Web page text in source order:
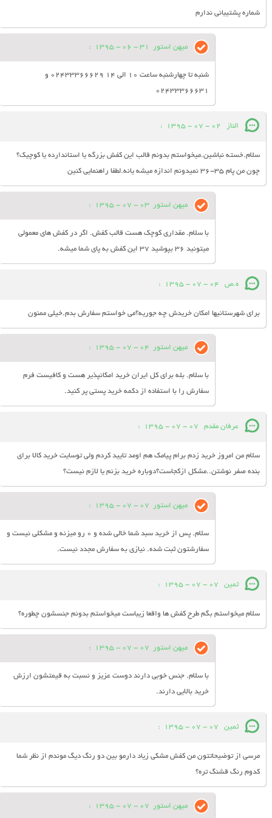
شماره پشتیبانی ندارم
میهن استور 31 - 06 - 1395
:
شنبه تا چهارشنبه ساعت 10 الی 14 02433366629 و
02433366631
الناز 02 - 07 - 1395
:
سلام.خسته نباشین.میخواستم بدونم قالب این کفش بزرگه یا استاندارده یا کوچیک؟
چون من پام 35-36 نمیدونم اندازه میشه یانه.لطفا راهنمایی کنین
میهن استور 03 - 07 - 1395
:
با سلام. مقداری کوچک هست قالب کفش. اگر در کفش های معمولی
میتونید 36 بپوشید 37 این کفش به پای شما میشه.
ه.ص 04 - 07 - 1395
:
برای شهرستانیها امکان خریدش چه جوریه؟می خواستم سفارش بدم.خیلی ممنون
میهن استور 04 - 07 - 1395
:
با سلام. بله برای کل ایران خرید امکانپذیر هست و کافیست فرم
سفارش را با استفاده از دکمه خرید پستی پر کنید.
عرفان مقدم 07 - 07 - 1395
:
سلام من امروز خرید زدم برام پیامک هم اومد تایید کردم ولی توسایت خرید کالا برای
بنده صفر نوشتن..مشکل ازکجاست؟دوباره خرید بزنم یا لازم نیست؟
میهن استور 07 - 07 - 1395
:
سلام. پس از خرید سبد شما خالی شده و 0 رو میزنه و مشکلی نیست و
سفارشتون ثبت شده. نیازی به سفارش مجدد نیست.
ثمین 07 - 07 - 1395
:
سلام میخواستم بگم طرح کفش ها واقعا زیباست میخواستم بدونم جنسشون چطوره؟
میهن استور 07 - 07 - 1395
:
با سلام. جنس خوبی دارند دوست عزیز و نسبت به قیمتشون ارزش
خرید بالایی دارند.
ثمین 07 - 07 - 1395
:
مرسی از توضیحاتتون من کفش مشکی زیاد دارمو بین دو رنگ دیگ موندم از نظر شما
کدوم رنگ قشنگ تره؟
میهن استور 07 - 07 - 1395
: